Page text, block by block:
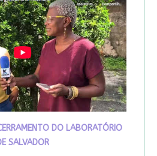
DO LABORATÓRIO
SALVADOR